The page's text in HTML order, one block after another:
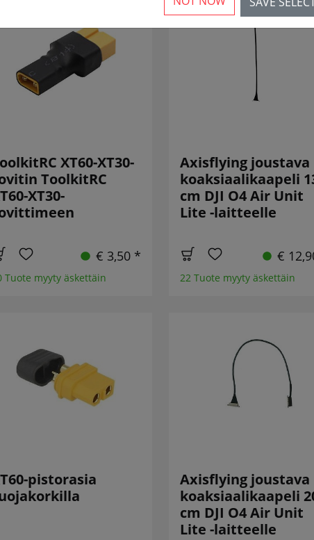
XT60-XT30-
ToolkitRC
XT30-
€ 3,50 *
Tuote myyty äskettäin
Axisflying joustava
koaksiaalikaapeli
cm DJI O4 Air Unit
Lite -laitteelle
€
22 Tuote myyty äskettäin
pistorasia
Axisflying joustava
koaksiaalikaapeli
cm DJI O4 Air Unit
Lite -laitteelle